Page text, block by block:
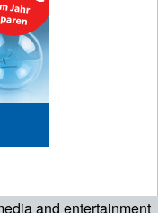
and entertainment